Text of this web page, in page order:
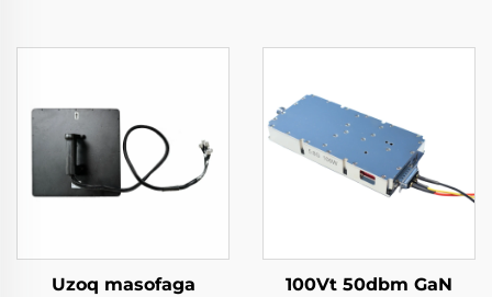
Uzoq masofaga
100Vt 50dbm GaN